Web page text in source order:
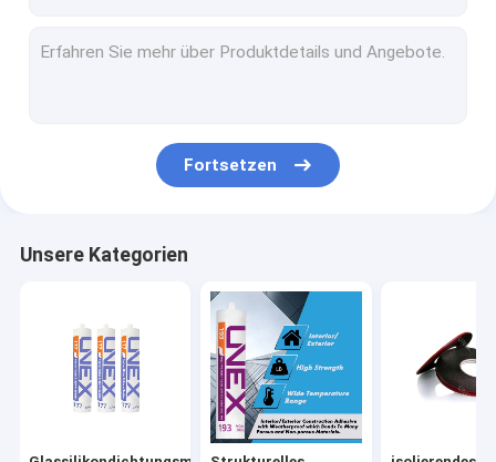
Fortsetzen
Unsere Kategorien